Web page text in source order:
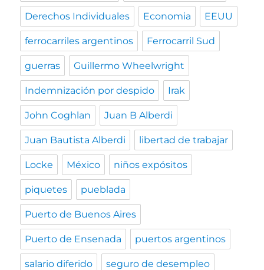
Derechos Individuales Economia EEUU
ferrocarriles argentinos Ferrocarril Sud
guerras Guillermo Wheelwright
Indemnización por despido Irak
John Coghlan Juan B Alberdi
Juan Bautista Alberdi libertad de trabajar
Locke México niños expósitos
piquetes pueblada
Puerto de Buenos Aires
Puerto de Ensenada puertos argentinos
salario diferido seguro de desempleo